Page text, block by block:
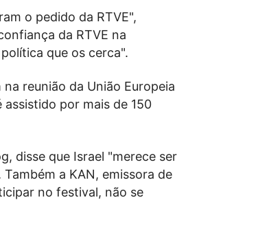
o pedido da RTVE",
da RTVE na
que os cerca".
reunião da União Europeia
assistido por mais de 150
disse que Israel "merece ser
a KAN, emissora de
no festival, não se